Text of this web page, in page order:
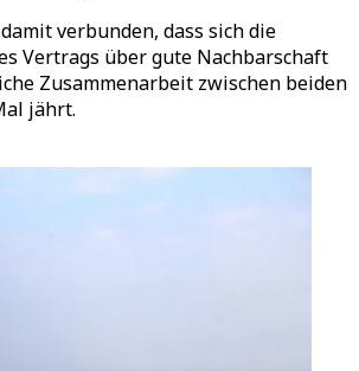
verbunden, dass sich die
Vertrags über gute Nachbarschaft
Zusammenarbeit zwischen beiden
jährt.